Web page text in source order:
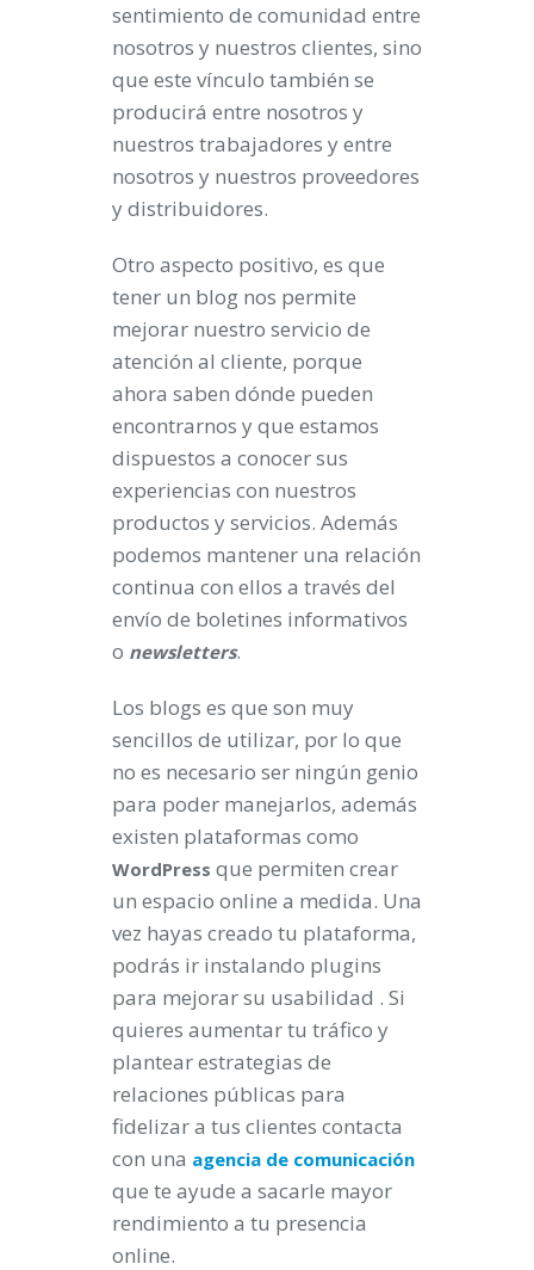
sentimiento de comunidad entre
nosotros y nuestros clientes, sino
que este vínculo también se
producirá entre nosotros y
nuestros trabajadores y entre
nosotros y nuestros proveedores
y distribuidores.
Otro aspecto positivo, es que
tener un blog nos permite
mejorar nuestro servicio de
atención al cliente, porque
ahora saben dónde pueden
encontrarnos y que estamos
dispuestos a conocer sus
experiencias con nuestros
productos y servicios. Además
podemos mantener una relación
continua con ellos a través del
envío de boletines informativos
o newsletters.
Los blogs es que son muy
sencillos de utilizar, por lo que
no es necesario ser ningún genio
para poder manejarlos, además
existen plataformas como
WordPress que permiten crear
un espacio online a medida. Una
vez hayas creado tu plataforma,
podrás ir instalando plugins
para mejorar su usabilidad . Si
quieres aumentar tu tráfico y
plantear estrategias de
relaciones públicas para
fidelizar a tus clientes contacta
con una agencia de comunicación
que te ayude a sacarle mayor
rendimiento a tu presencia
online.